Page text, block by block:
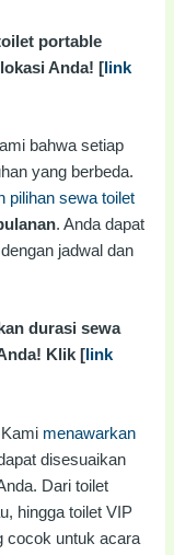
portable
Anda! [ link
bahwa setiap
yang berbeda.
pilihan sewa toilet
. Anda dapat
jadwal dan
durasi sewa
Klik [ link
Kami menawarkan
disesuaikan
Dari toilet
hingga toilet VIP
cocok untuk acara